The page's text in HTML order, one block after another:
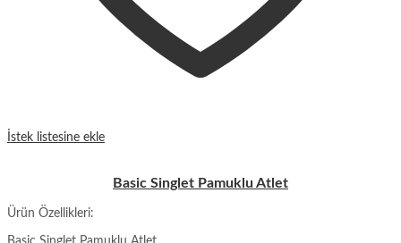
İstek listesine ekle
Basic Singlet Pamuklu Atlet
Ürün Özellikleri: